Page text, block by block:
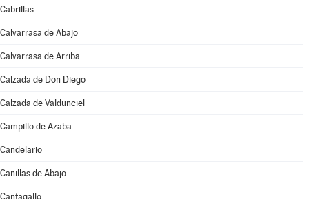
Cabrillas
Calvarrasa de Abajo
Calvarrasa de Arriba
Calzada de Don Diego
Calzada de Valdunciel
Campillo de Azaba
Candelario
Canillas de Abajo
Cantagallo